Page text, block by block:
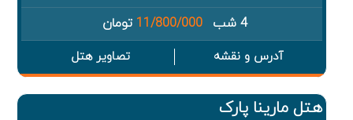
4 شب
11/800/000 تومان
آدرس و نقشه تصاویر هتل
هتل مارینا پارک